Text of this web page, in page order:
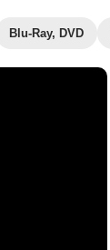
Blu-Ray, DVD